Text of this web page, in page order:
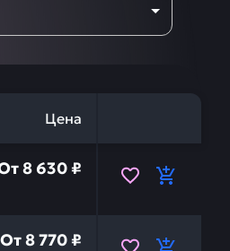
Цена
в бесперебойную
8 630 ₽
в бесперебойную
От8 770 ₽